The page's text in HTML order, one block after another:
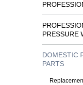
PRESSURE
DOMESTIC
PARTS